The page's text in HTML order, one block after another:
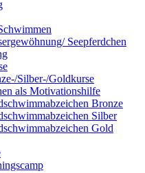
Seepferdchen
Silber-/Goldkurse
als Motivationshilfe
Bronze
Silber
Gold